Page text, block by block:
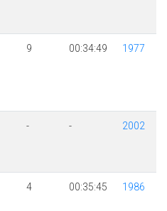
9 00:34:49 1977
- - 2002
4 00:35:45 1986